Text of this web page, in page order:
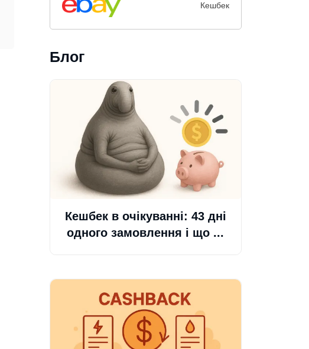
Кешбек
Блог
Кешбек в очікуванні: 43 дні
одного замовлення і що ...